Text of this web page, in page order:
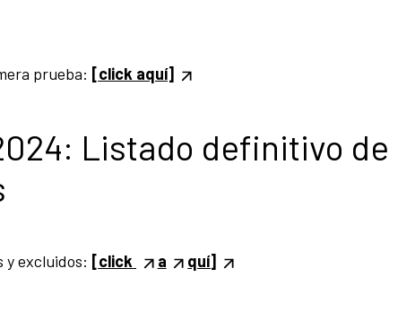
prueba: [click aquí]
Listado definitivo de
y excluidos: [click a quí]